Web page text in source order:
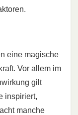
eine magische
Vor allem im
gilt
inspiriert,
manche